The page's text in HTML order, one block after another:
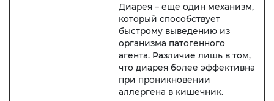
Диарея – еще один механизм,
который способствует
быстрому выведению из
организма патогенного
агента. Различие лишь в том,
что диарея более эффективна
при проникновении
аллергена в кишечник.